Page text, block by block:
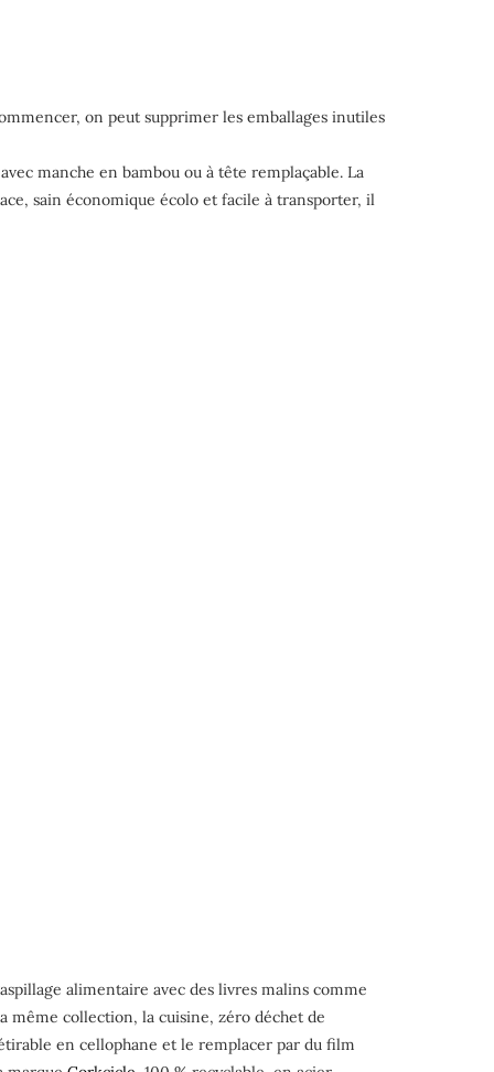
on peut supprimer les emballages inutiles
manche en bambou ou à tête remplaçable. La
sain économique écolo et facile à transporter, il
alimentaire avec des livres malins comme
même collection, la cuisine, zéro déchet de
en cellophane et le remplacer par du film